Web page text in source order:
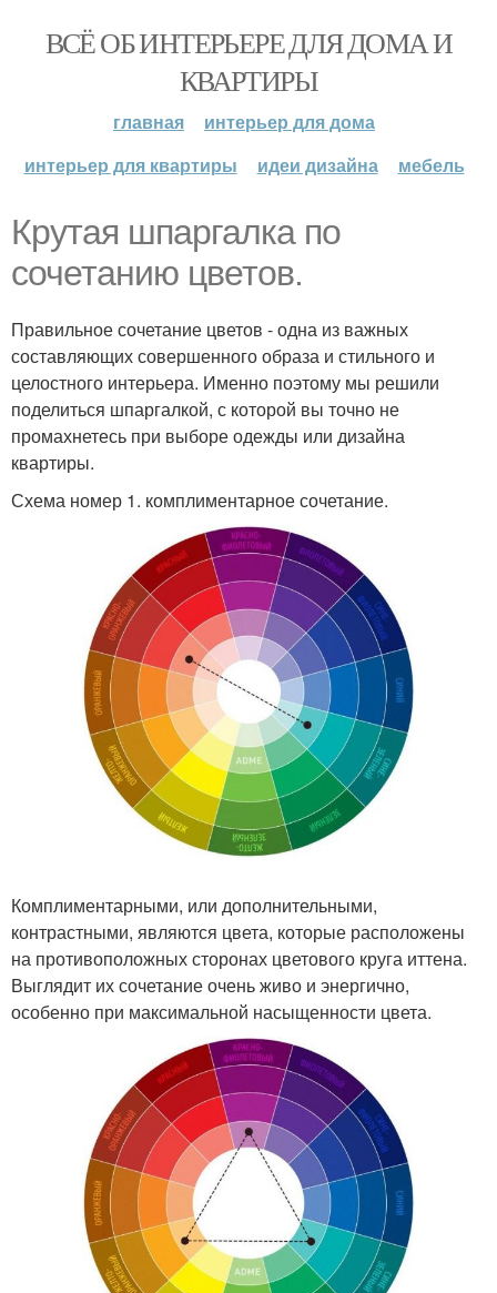
ВСЁ ОБ ИНТЕРЬЕРЕ ДЛЯ ДОМА И
КВАРТИРЫ
главная
интерьер для дома
интерьер для квартиры
идеи дизайна мебель
Крутая шпаргалка по
сочетанию цветов.
Правильное сочетание цветов - одна из важных
составляющих совершенного образа и стильного и
целостного интерьера. Именно поэтому мы решили
поделиться шпаргалкой, с которой вы точно не
промахнетесь при выборе одежды или дизайна
квартиры.
Схема номер 1. комплиментарное сочетание.
Комплиментарными, или дополнительными,
контрастными, являются цвета, которые расположены
на противоположных сторонах цветового круга иттена.
Выглядит их сочетание очень живо и энергично,
особенно при максимальной насыщенности цвета.